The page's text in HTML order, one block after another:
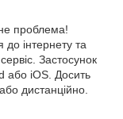
не проблема!
інтернету та
Застосунок
або iOS. Досить
дистанційно.